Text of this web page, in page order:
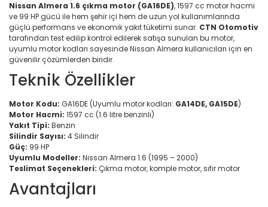
Nissan Almera 1.6 çıkma motor (GA16DE), 1597 cc motor hacmi
ve 99 HP gücü ile hem şehir içi hem de uzun yol kullanımlarında
güçlü performans ve ekonomik yakıt tüketimi sunar. CTN Otomotiv
tarafından test edilip kontrol edilerek satışa sunulan bu motor,
uyumlu motor kodları sayesinde Nissan Almera kullanıcıları için en
güvenilir çözümlerden biridir.
Teknik Özellikler
Motor Kodu: GA16DE (Uyumlu motor kodları: GA14DE, GA15DE)
Motor Hacmi: 1597 cc (1.6 litre benzinli)
Yakıt Tipi: Benzin
Silindir Sayısı: 4 Silindir
Güç: 99 HP
Uyumlu Modeller: Nissan Almera 1.6 (1995 – 2000)
Teslimat Seçenekleri: Çıkma motor, komple motor, sıfır motor
Avantajları